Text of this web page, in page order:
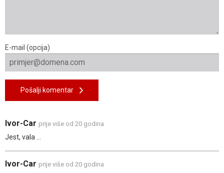
E-mail (opcija)
Pošalji komentar
Ivor-Car prije više od 20 godina
Jest, vala ...
Ivor-Car prije više od 20 godina